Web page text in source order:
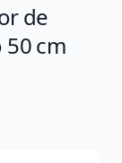
de
50 cm